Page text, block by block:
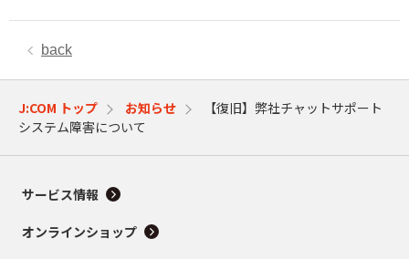
back
J:COM トップ お知らせ
【復旧】弊社チャットサポート
システム障害について
サービス情報
オンラインショップ